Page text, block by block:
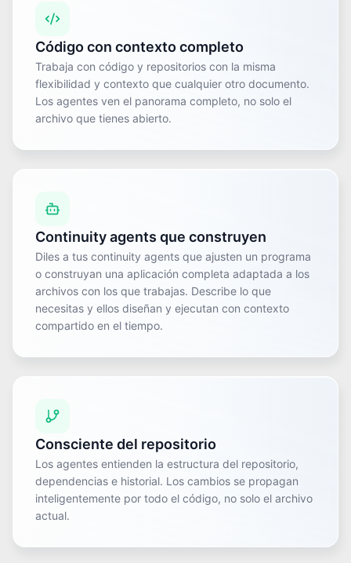
Style Apply
3 slide updates ready
Código con contexto completo
Trabaja con código y repositorios con la misma
flexibilidad y contexto que cualquier otro documento.
Los agentes ven el panorama completo, no solo el
archivo que tienes abierto.
Continuity agents que construyen
Diles a tus continuity agents que ajusten un programa
o construyan una aplicación completa adaptada a los
archivos con los que trabajas. Describe lo que
necesitas y ellos diseñan y ejecutan con contexto
compartido en el tiempo.
Consciente del repositorio
Los agentes entienden la estructura del repositorio,
dependencias e historial. Los cambios se propagan
inteligentemente por todo el código, no solo el archivo
actual.